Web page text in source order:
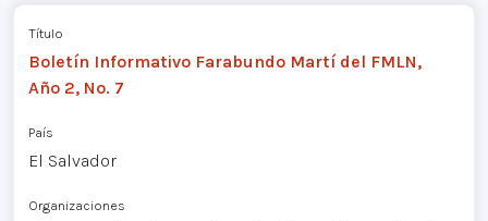
Título
Boletín Informativo Farabundo Martí del FMLN,
Año 2, No. 7
País
El Salvador
Organizaciones